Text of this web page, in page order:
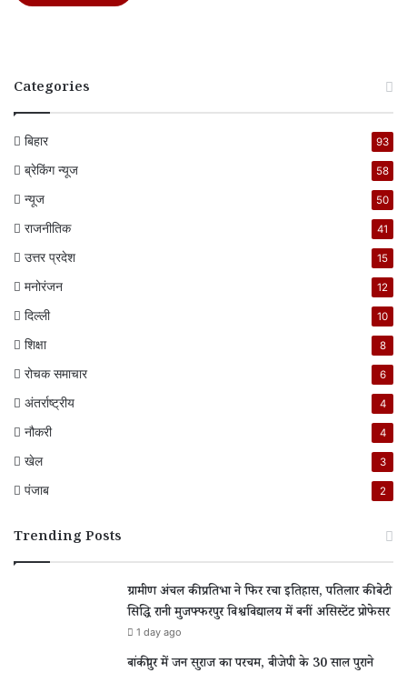
Categories
बिहार 93
ब्रेकिंग न्यूज 58
न्यूज 50
राजनीतिक 41
उत्तर प्रदेश 15
मनोरंजन 12
दिल्ली 10
शिक्षा 8
रोचक समाचार 6
अंतर्राष्ट्रीय 4
नौकरी 4
खेल 3
पंजाब 2
Trending Posts
ग्रामीण अंचल की प्रतिभा ने फिर रचा इतिहास, पतिलार की बेटी
सिद्धि रानी मुजफ्फरपुर विश्वविद्यालय में बनीं असिस्टेंट प्रोफेसर
1 day ago
बांकीपुर में जन सुराज का परचम, बीजेपी के 30 साल पुराने